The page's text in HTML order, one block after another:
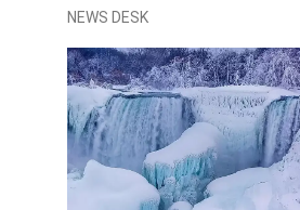
में एक ही घर से 5 बच्चों सहित 8 लोगों के
NEWS DESK